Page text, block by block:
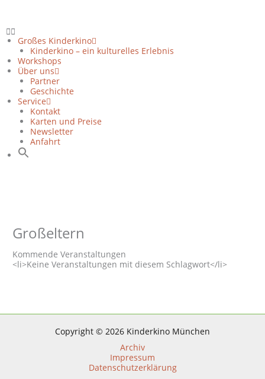
Großes Kinderkino
Kinderkino – ein kulturelles Erlebnis
Workshops
Über uns
Partner
Geschichte
Service
Kontakt
Karten und Preise
Newsletter
Anfahrt
Großeltern
Kommende Veranstaltungen
<li>Keine Veranstaltungen mit diesem Schlagwort</li>
Copyright © 2026 Kinderkino München
Archiv
Impressum
Datenschutzerklärung